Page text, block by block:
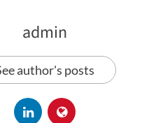
admin
author's posts